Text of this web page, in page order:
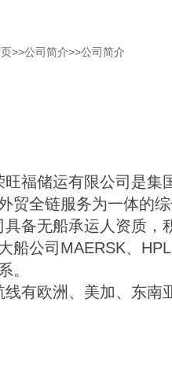
>>公司简介>>公司简介
旺福储运有限公司是集
贸全链服务为一体的综
具备无船承运人资质，
船公司MAERSK、
。
线有欧洲、美加、东南